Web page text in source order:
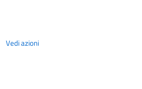
Vedi azioni